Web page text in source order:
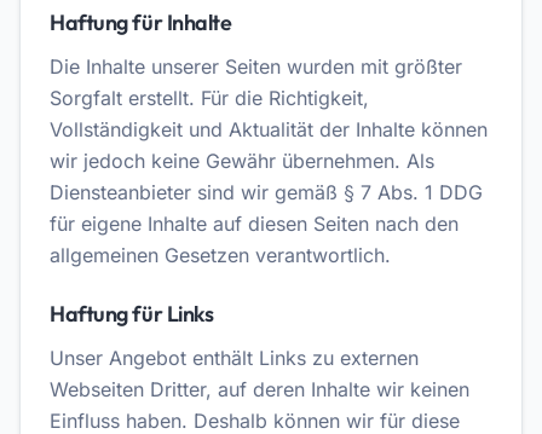
Haftung für Inhalte
Die Inhalte unserer Seiten wurden mit größter
Sorgfalt erstellt. Für die Richtigkeit,
Vollständigkeit und Aktualität der Inhalte können
wir jedoch keine Gewähr übernehmen. Als
Diensteanbieter sind wir gemäß § 7 Abs. 1 DDG
für eigene Inhalte auf diesen Seiten nach den
allgemeinen Gesetzen verantwortlich.
Haftung für Links
Unser Angebot enthält Links zu externen
Webseiten Dritter, auf deren Inhalte wir keinen
Einfluss haben. Deshalb können wir für diese